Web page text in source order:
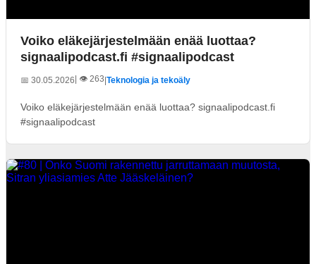
Voiko eläkejärjestelmään enää luottaa?
signaalipodcast.fi #signaalipodcast
📅 30.05.2026 | 👁️ 263|Teknologia ja tekoäly
Voiko eläkejärjestelmään enää luottaa? signaalipodcast.fi
#signaalipodcast